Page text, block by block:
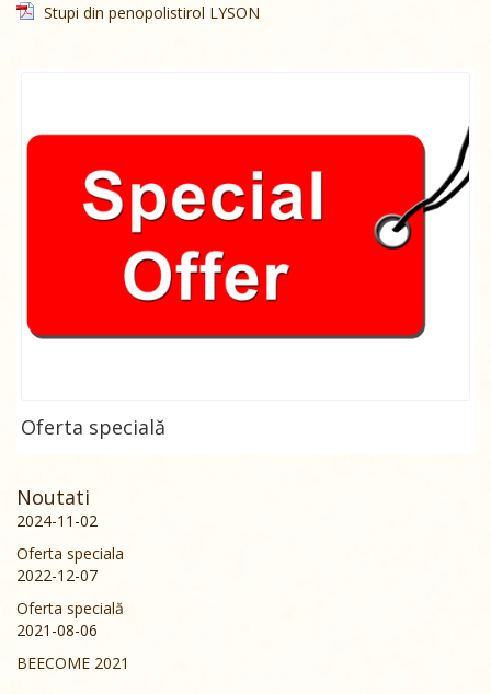
Stupi din penopolistirol LYSON
Oferta specială
Noutati
2024-11-02
Oferta speciala
2022-12-07
Oferta specială
2021-08-06
BEECOME 2021